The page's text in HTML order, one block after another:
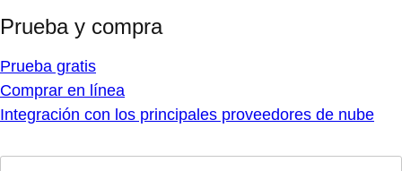
Capacitación
Cursos y exámenes
Certificaciones